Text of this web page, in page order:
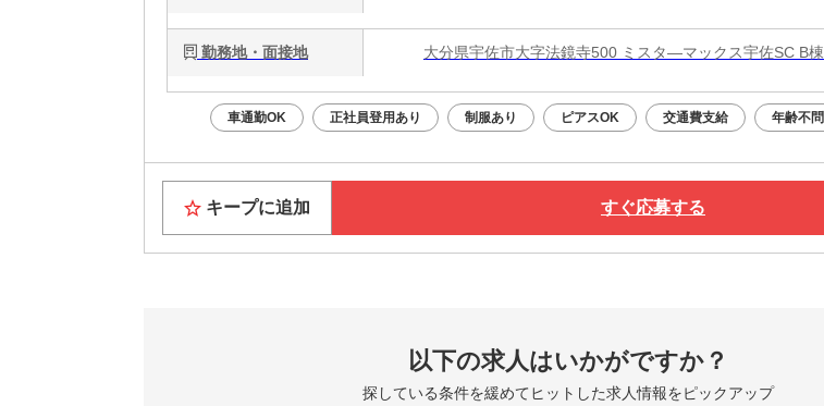
勤務地・面接地 大分県宇佐市大字法鏡寺500 ミスタ―マックス宇佐SC B棟
車通勤OK 正社員登用あり 制服あり ピアスOK 交通費支給 年齢不問
キープに追加 すぐ応募する
以下の求人はいかがですか？
探している条件を緩めてヒットした求人情報をピックアップ